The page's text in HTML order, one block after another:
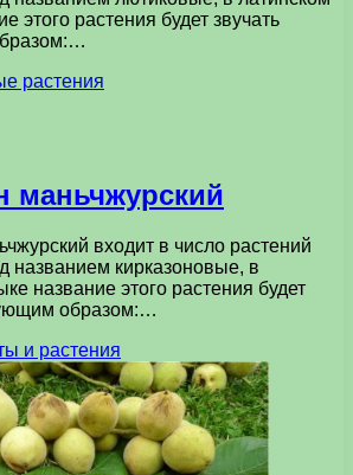
этого растения будет звучать
растения
маньчжурский
входит в число растений
названием кирказоновые, в
название этого растения будет
образом:…
и растения